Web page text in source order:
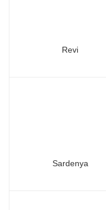
Revi
Sardenya